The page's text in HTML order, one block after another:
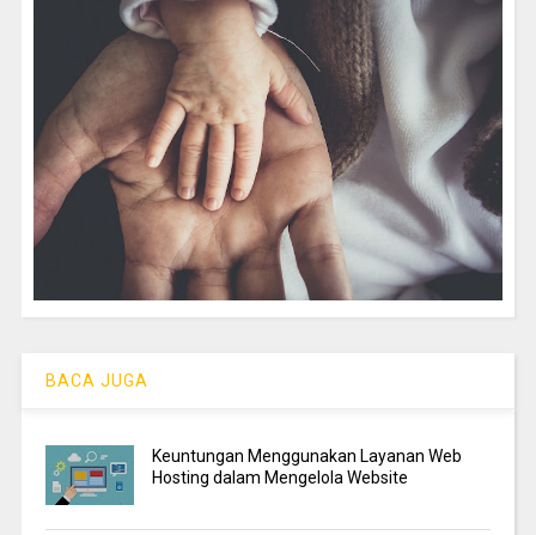
BACA JUGA
Keuntungan Menggunakan Layanan Web
Hosting dalam Mengelola Website